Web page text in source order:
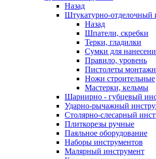
Назад
Штукатурно-отделочный
Назад
Шпатели, скребки
Терки, гладилки
Сумки для
Правило, уровень
Пистолеты
Ножи строительные
Мастерки, кельмы
Шарнирно - губцевый
Ударно-рычажный
Столярно-слесарный
Плиткорезы ручные
Паяльное оборудование
Наборы инструментов
Малярный инструмент